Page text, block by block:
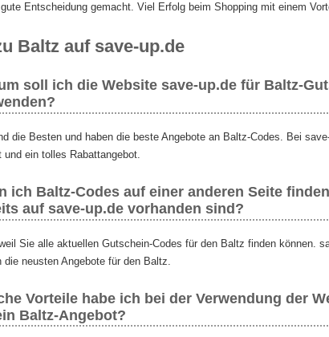
Entscheidung gemacht. Viel Erfolg beim Shopping mit einem
Baltz auf save-up.de
soll ich die Website save-up.de für Baltz-
die Besten und haben die beste Angebote an Baltz-Codes. Bei
und ein tolles Rabattangebot.
ich Baltz-Codes auf einer anderen Seite
auf save-up.de vorhanden sind?
Sie alle aktuellen Gutschein-Codes für den Baltz finden können.
die neusten Angebote für den Baltz.
Vorteile habe ich bei der Verwendung der
Baltz-Angebot?